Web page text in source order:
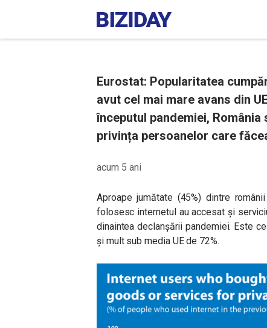
Eurostat: Popularitatea
avut cel mai mare avans din
începutul pandemiei,
privința persoanelor care
acum 5 ani
Aproape jumătate (45%) dintre
folosesc internetul au accesat și
dinaintea declanșării pandemiei. Este
și mult sub media UE de 72%.